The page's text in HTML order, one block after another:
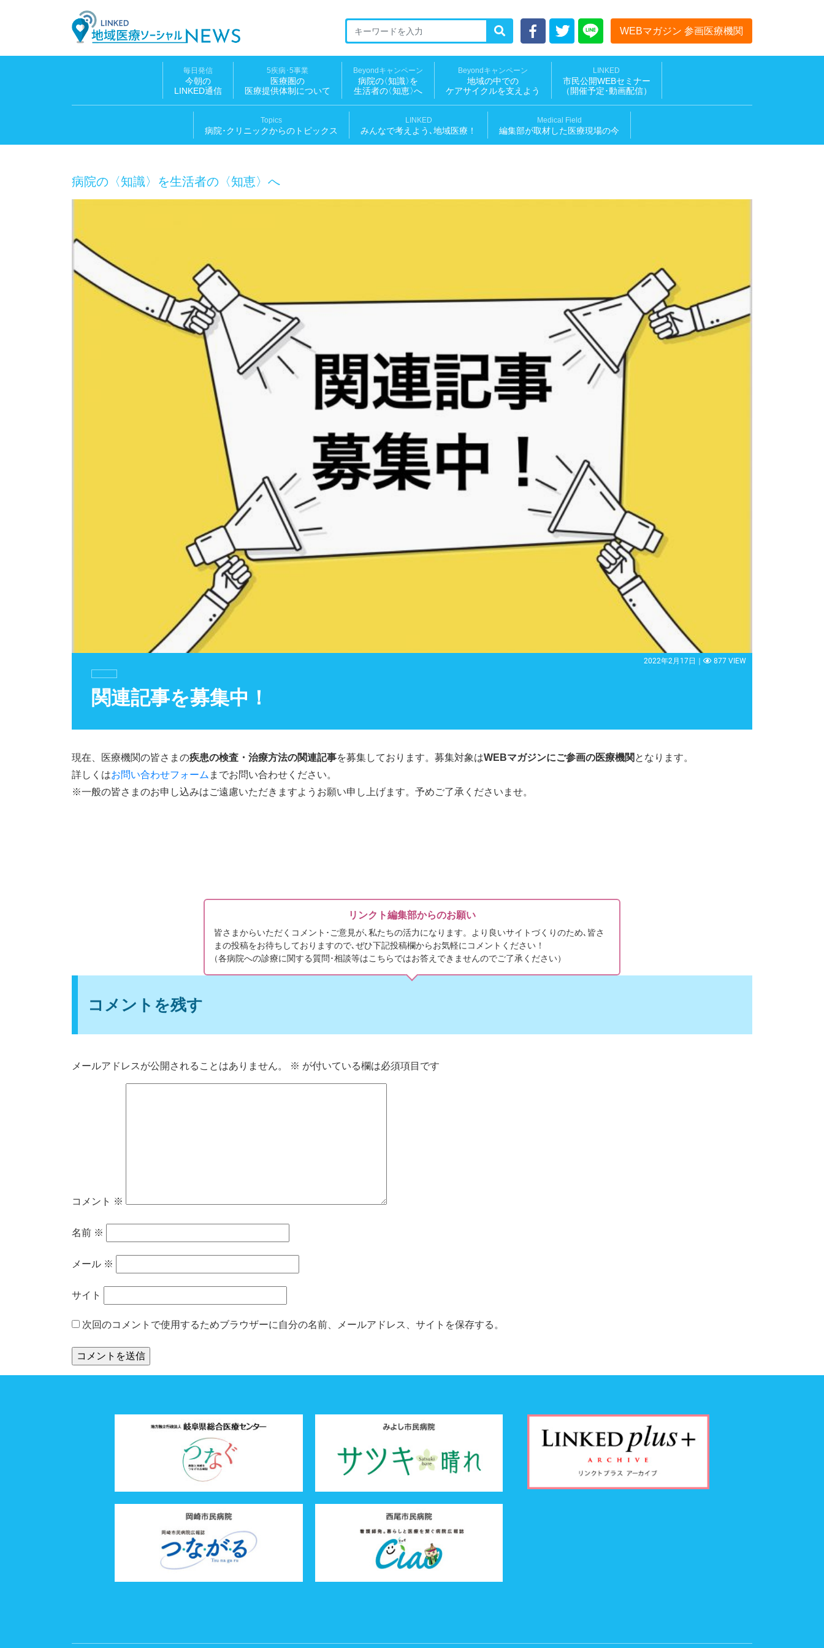
LINKED 地域医療ソーシャルNEWS
WEBマガジン 参画医療機関
毎日発信
今朝の
LINKED通信
5疾病･5事業
医療圏の
医療提供体制について
Beyondキャンペーン
病院の〈知識〉を
生活者の〈知恵〉へ
Beyondキャンペーン
地域の中での
ケアサイクルを支えよう
LINKED
市民公開WEBセミナー
（開催予定･動画配信）
Topics
病院･クリニックからのトピックス
LINKED
みんなで考えよう､地域医療！
Medical Field
編集部が取材した医療現場の今
病院の〈知識〉を生活者の〈知恵〉へ
関連記事を募集中！
2022年2月17日｜ 877 VIEW
現在、医療機関の皆さまの疾患の検査・治療方法の関連記事を募集しております。募集対象はWEBマガジンにご参画の医療機関 となります。
詳しくはお問い合わせフォーム までお問い合わせください。
※一般の皆さまのお申し込みはご遠慮いただきますようお願い申し上げます。予めご了承くださいませ。
リンクト編集部からのお願い
皆さまからいただくコメント･ご意見が､私たちの活力になります。より良いサイトづくりのため､皆さ
まの投稿をお待ちしておりますので､ぜひ下記投稿欄からお気軽にコメントください！
（各病院への診療に関する質問･相談等はこちらではお答えできませんのでご了承ください）
コメントを残す
メールアドレスが公開されることはありません。 ※ が付いている欄は必須項目です
コメント ※
名前 ※
メール ※
サイト
次回のコメントで使用するためブラウザーに自分の名前、メールアドレス、サイトを保存する。